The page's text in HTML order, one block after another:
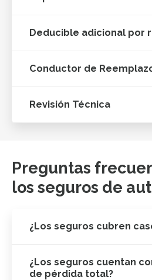
Deducible adicional por
Conductor de
Revisión Técnica
Preguntas
los seguros de
¿Los seguros cubren
¿Los seguros cuentan
de pérdida total?